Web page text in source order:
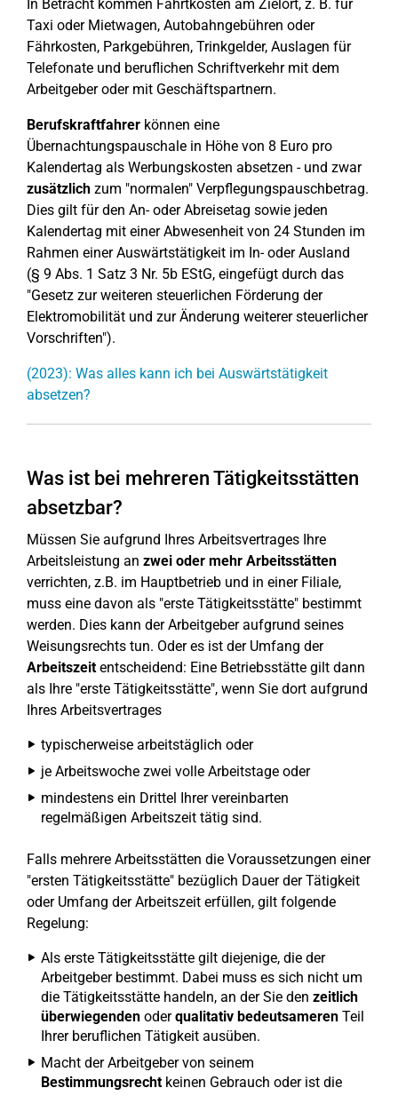
In Betracht kommen Fahrtkosten am Zielort, z. B. für
Taxi oder Mietwagen, Autobahngebühren oder
Fährkosten, Parkgebühren, Trinkgelder, Auslagen für
Telefonate und beruflichen Schriftverkehr mit dem
Arbeitgeber oder mit Geschäftspartnern.
Berufskraftfahrer können eine
Übernachtungspauschale in Höhe von 8 Euro pro
Kalendertag als Werbungskosten absetzen - und zwar
zusätzlich zum "normalen" Verpflegungspauschbetrag.
Dies gilt für den An- oder Abreisetag sowie jeden
Kalendertag mit einer Abwesenheit von 24 Stunden im
Rahmen einer Auswärtstätigkeit im In- oder Ausland
(§ 9 Abs. 1 Satz 3 Nr. 5b EStG, eingefügt durch das
"Gesetz zur weiteren steuerlichen Förderung der
Elektromobilität und zur Änderung weiterer steuerlicher
Vorschriften").
(2023): Was alles kann ich bei Auswärtstätigkeit
absetzen?
Was ist bei mehreren Tätigkeitsstätten
absetzbar?
Müssen Sie aufgrund Ihres Arbeitsvertrages Ihre
Arbeitsleistung an zwei oder mehr Arbeitsstätten
verrichten, z.B. im Hauptbetrieb und in einer Filiale,
muss eine davon als "erste Tätigkeitsstätte" bestimmt
werden. Dies kann der Arbeitgeber aufgrund seines
Weisungsrechts tun. Oder es ist der Umfang der
Arbeitszeitentscheidend: Eine Betriebsstätte gilt dann
als Ihre "erste Tätigkeitsstätte", wenn Sie dort aufgrund
Ihres Arbeitsvertrages
typischerweise arbeitstäglich oder
je Arbeitswoche zwei volle Arbeitstage oder
mindestens ein Drittel Ihrer vereinbarten
regelmäßigen Arbeitszeit tätig sind.
Falls mehrere Arbeitsstätten die Voraussetzungen einer
"ersten Tätigkeitsstätte" bezüglich Dauer der Tätigkeit
oder Umfang der Arbeitszeit erfüllen, gilt folgende
Regelung:
Als erste Tätigkeitsstätte gilt diejenige, die der
Arbeitgeber bestimmt. Dabei muss es sich nicht um
die Tätigkeitsstätte handeln, an der Sie den zeitlich
überwiegenden oderqualitativ bedeutsameren Teil
Ihrer beruflichen Tätigkeit ausüben.
Macht der Arbeitgeber von seinem
Bestimmungsrechtkeinen Gebrauch oder ist die